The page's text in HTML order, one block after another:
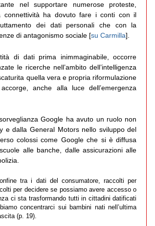
nel supportare numerose proteste,
connettività ha dovuto fare i conti con il
dei dati personali che con la
di antagonismo sociale [su Carmilla].
di dati prima inimmaginabile, occorre
le ricerche nell’ambito dell’intelligenza
quella vera e propria riformulazione
anche alla luce dell’emergenza
Google ha avuto un ruolo non
e dalla General Motors nello sviluppo del
colossi come Google che si è diffusa
alle banche, dalle assicurazioni alle
tra i dati del consumatore, raccolti per
per decidere se possiamo avere accesso o
ci sta trasformando tutti in cittadini datificati
concentrarci sui bambini nati nell’ultima
(p. 19).